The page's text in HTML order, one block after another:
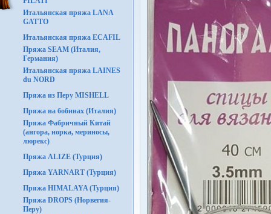
Итальянская пряжа LANA
GATTO
Итальянская пряжа ECAFIL
Пряжа SEAM (Италия,
Германия)
Итальянская пряжа LAINES
du NORD
Пряжа из Перу MISHELL
Пряжа на бобинах (Италия)
Пряжа Фабричный Китай
(ангора, норка, мериносы,
люрекс)
Пряжа ALIZE (Турция)
Пряжа YARNART (Турция)
Пряжа HIMALAYA (Турция)
Пряжа DROPS (Норвегия-
Перу)